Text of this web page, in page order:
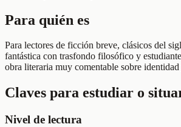
Para quién es
Para lectores de ficción breve, clásicos del
fantástica con trasfondo filosófico y
obra literaria muy comentable sobre
Claves para estudiar o
Nivel de lectura